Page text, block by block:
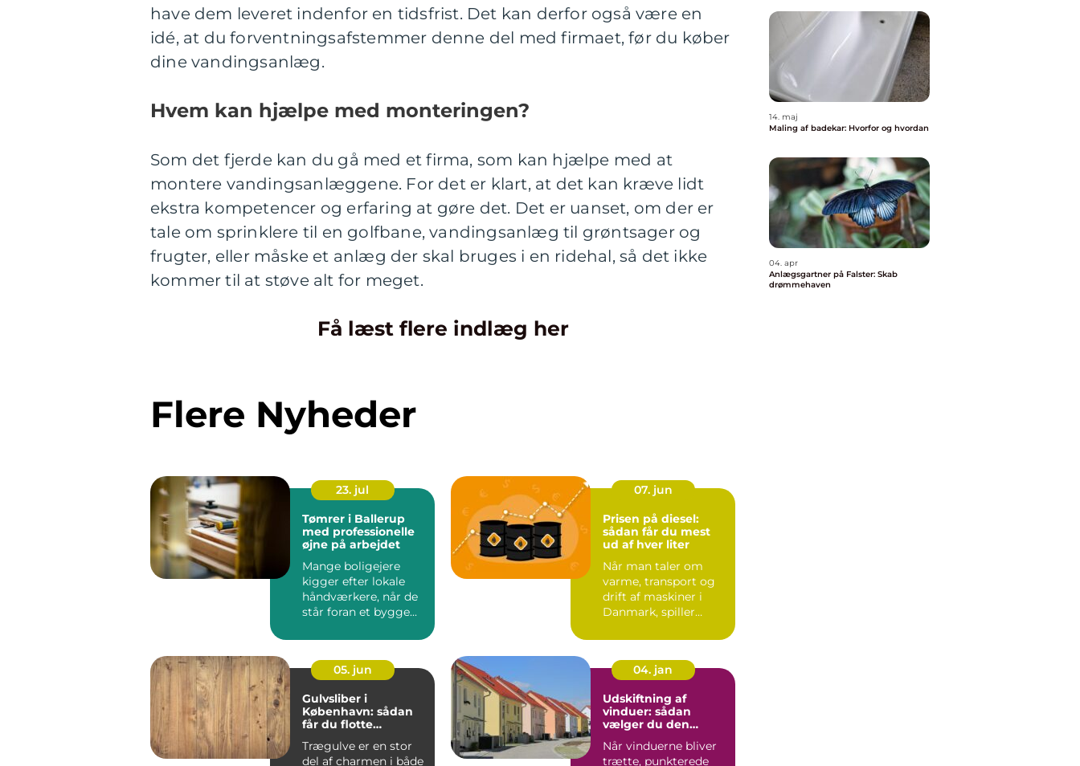
have dem leveret indenfor en tidsfrist. Det kan derfor også være en
idé, at du forventningsafstemmer denne del med firmaet, før du køber
dine vandingsanlæg.
Hvem kan hjælpe med monteringen?
Som det fjerde kan du gå med et firma, som kan hjælpe med at
montere vandingsanlæggene. For det er klart, at det kan kræve lidt
ekstra kompetencer og erfaring at gøre det. Det er uanset, om der er
tale om sprinklere til en golfbane, vandingsanlæg til grøntsager og
frugter, eller måske et anlæg der skal bruges i en ridehal, så det ikke
kommer til at støve alt for meget.
Få læst flere indlæg her
Flere Nyheder
23. jul
Tømrer i Ballerup
med professionelle
øjne på arbejdet
Mange boligejere
kigger efter lokale
håndværkere, når de
står foran et bygge...
07. jun
Prisen på diesel:
sådan får du mest
ud af hver liter
Når man taler om
varme, transport og
drift af maskiner i
Danmark, spiller
For ...
05. jun
Gulvsliber i
København: sådan
får du flotte
Trægulve er en stor
del af charmen i både
04. jan
Udskiftning af
vinduer: sådan
vælger du den
Når vinduerne bliver
trætte, punkterede
14. maj
Maling af badekar: Hvorfor og hvordan
04. apr
Anlægsgartner på Falster: Skab
drømmehaven